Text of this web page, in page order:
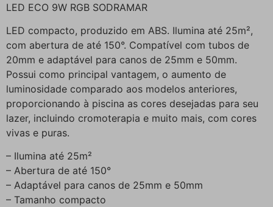
LED ECO 9W RGB SODRAMAR
LED compacto, produzido em ABS. Ilumina até 25m²,
com abertura de até 150°. Compatível com tubos de
20mm e adaptável para canos de 25mm e 50mm.
Possui como principal vantagem, o aumento de
luminosidade comparado aos modelos anteriores,
proporcionando à piscina as cores desejadas para seu
lazer, incluindo cromoterapia e muito mais, com cores
vivas e puras.
– Ilumina até 25m²
– Abertura de até 150°
– Adaptável para canos de 25mm e 50mm
– Tamanho compacto